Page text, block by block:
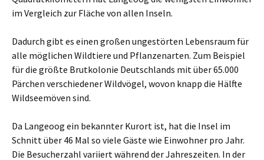
im Vergleich zur Fläche von allen Inseln.
Dadurch gibt es einen großen ungestörten Lebensraum für
alle möglichen Wildtiere und Pflanzenarten. Zum Beispiel
für die größte Brutkolonie Deutschlands mit über 65.000
Pärchen verschiedener Wildvögel, wovon knapp die Hälfte
Wildseemöven sind.
Da Langeoog ein bekannter Kurort ist, hat die Insel im
Schnitt über 46 Mal so viele Gäste wie Einwohner pro Jahr.
Die Besucherzahl variiert während der Jahreszeiten. In der